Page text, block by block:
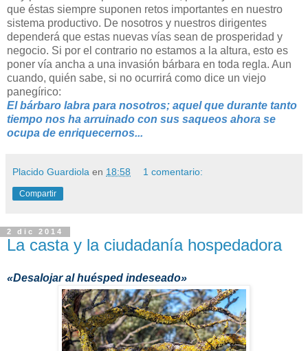
que éstas siempre suponen retos importantes en nuestro
sistema productivo. De nosotros y nuestros dirigentes
dependerá que estas nuevas vías sean de prosperidad y
negocio. Si por el contrario no estamos a la altura, esto es
poner vía ancha a una invasión bárbara en toda regla. Aun
cuando, quién sabe, si no ocurrirá como dice un viejo
panegírico:
El bárbaro labra para nosotros; aquel que durante tanto
tiempo nos ha arruinado con sus saqueos ahora se
ocupa de enriquecernos...
Placido Guardiola en 18:58 1 comentario:
Compartir
2 dic 2014
La casta y la ciudadanía hospedadora
«Desalojar al huésped indeseado»